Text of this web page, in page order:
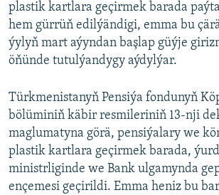
plastik kartlara geçirmek barada
hem gürrüň edilýändigi, emma bu
ýylyň mart aýyndan başlap güýje
öňünde tutulýandygy aýdylýar.
Türkmenistanyň Pensiýa fondunyň
bölüminiň käbir resmileriniň 13-nji
maglumatyna görä, pensiýalary we
plastik kartlara geçirmek barada,
ministrliginde we Bank ulgamynda
ençemesi geçirildi. Emma heniz bu